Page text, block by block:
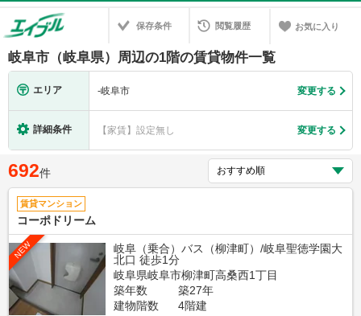
保存条件 閲覧履歴 お気に入り
岐阜市（岐阜県）周辺の1階の賃貸物件一覧
エリア -岐阜市 変更する
詳細条件 【家賃】設定無し 変更する
692件
賃貸マンション
コーポドリーム
NEW
岐阜（乗合）バス（柳津町）/岐阜聖徳学園大
北口 徒歩1分
岐阜県岐阜市柳津町高桑西1丁目
築年数
築27年
建物階数
4階建